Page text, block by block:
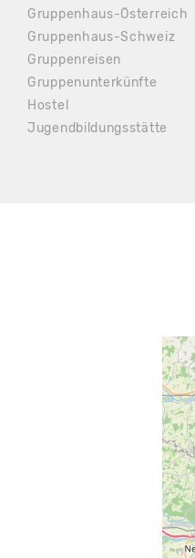
Gruppenhaus-Österreich
Gruppenhaus-Schweiz
Gruppenreisen
Gruppenunterkünfte
Hostel
Jugendbildungsstätte